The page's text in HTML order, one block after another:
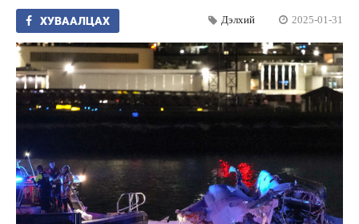
ХУВААЛЦАХ Дэлхий 2025-01-31